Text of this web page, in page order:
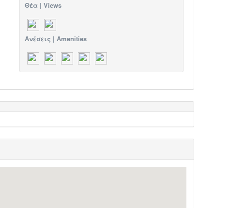
Θέα | Views
Ανέσεις | Amenities